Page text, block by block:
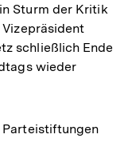
Sturm der Kritik
schließlich Ende
wieder
Parteistiftungen